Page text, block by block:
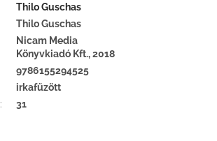
Thilo Guschas
Thilo Guschas
Nicam Media
Könyvkiadó Kft., 2018
9786155294525
irkafűzött
: 31